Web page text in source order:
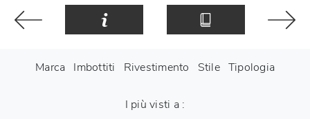
Marca Imbottiti Rivestimento Stile Tipologia
I più visti a :